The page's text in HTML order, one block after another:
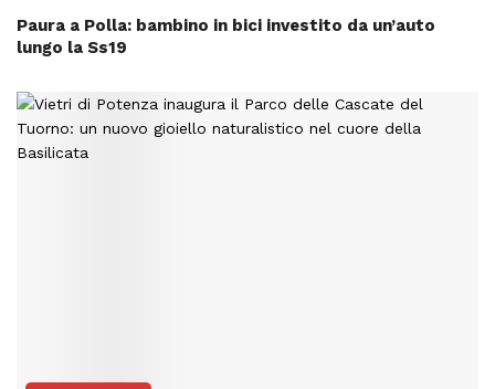
Paura a Polla: bambino in bici investito da un’auto
lungo la Ss19